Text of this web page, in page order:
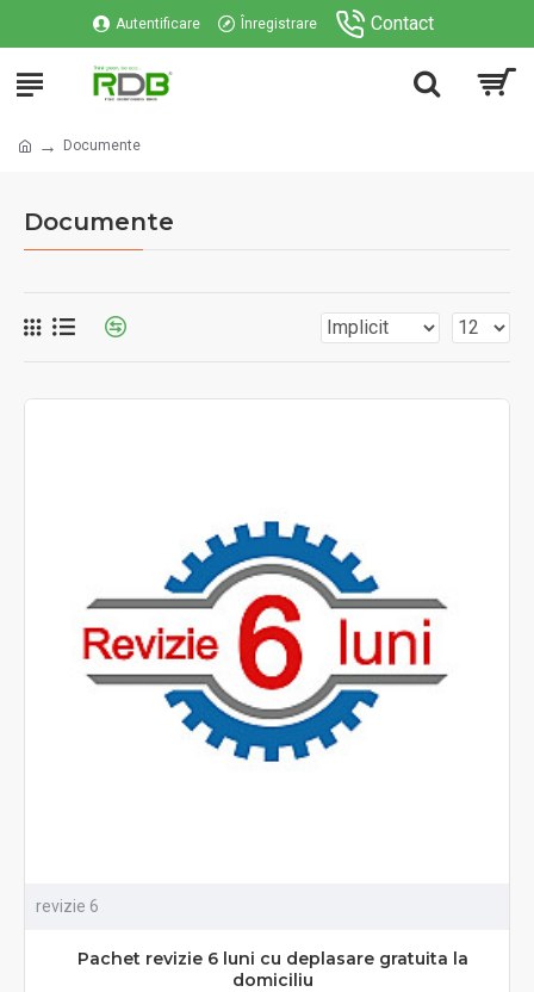
Autentificare Înregistrare Contact
Documente
Documente
revizie 6
Pachet revizie 6 luni cu deplasare gratuita la
domiciliu